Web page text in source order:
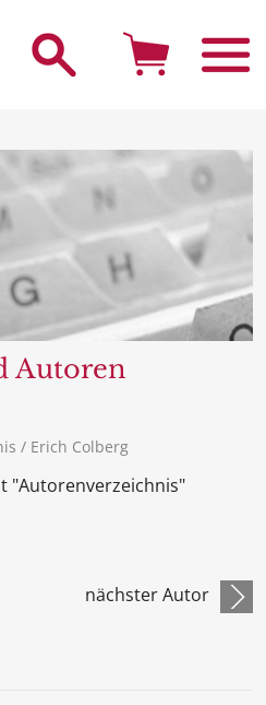
Autoren
/ Erich Colberg
"Autorenverzeichnis"
nächster Autor